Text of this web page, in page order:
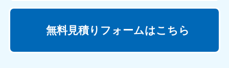
無料見積りフォームはこちら